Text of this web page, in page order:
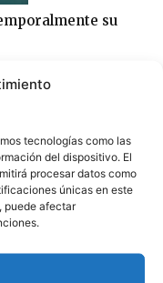
tecnologías como las
del dispositivo. El
procesar datos como
únicas en este
puede afectar
su
del verano obliga
tras las quejas